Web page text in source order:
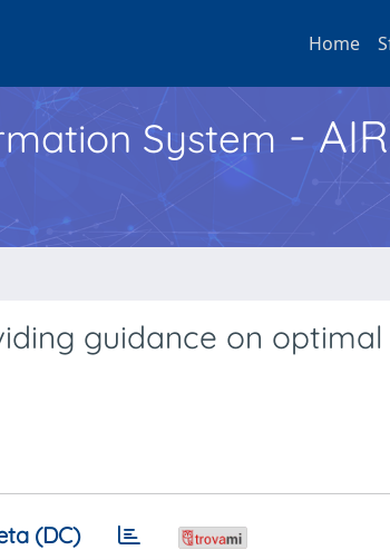
Home
System - AIR
guidance on optimal
(DC)